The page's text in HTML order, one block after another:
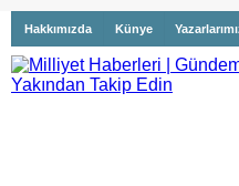
Hakkımızda Künye